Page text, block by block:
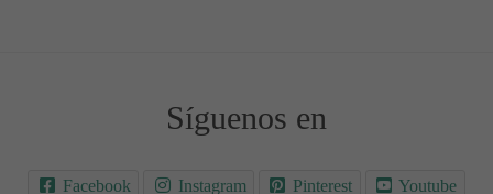
Síguenos en
Facebook Instagram Pinterest Youtube